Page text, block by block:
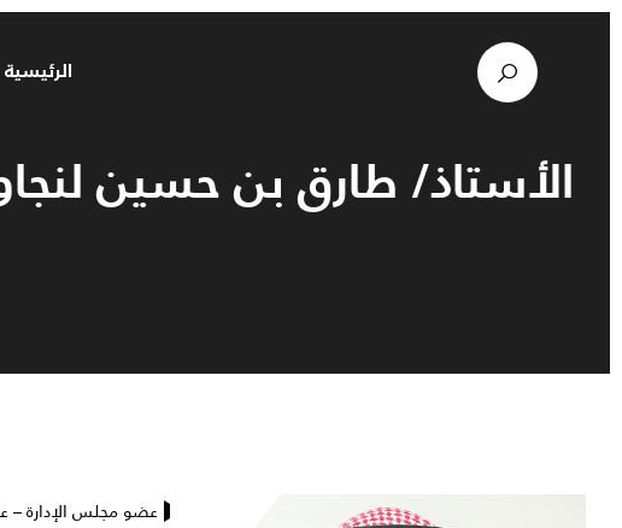
الرئيسية
الأستاذ/ طارق بن حسين
عضو مجلس الإدارة